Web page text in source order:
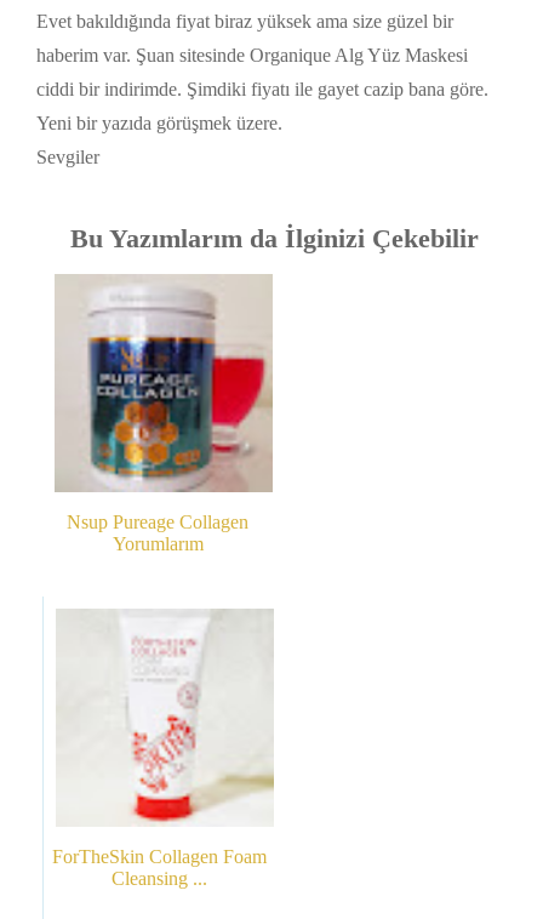
Evet bakıldığında fiyat biraz yüksek ama size güzel bir
haberim var. Şuan sitesinde Organique Alg Yüz Maskesi
ciddi bir indirimde. Şimdiki fiyatı ile gayet cazip bana göre.
Yeni bir yazıda görüşmek üzere.
Sevgiler
Bu Yazımlarım da İlginizi Çekebilir
Nsup Pureage Collagen
Yorumlarım
ForTheSkin Collagen Foam
Cleansing ...